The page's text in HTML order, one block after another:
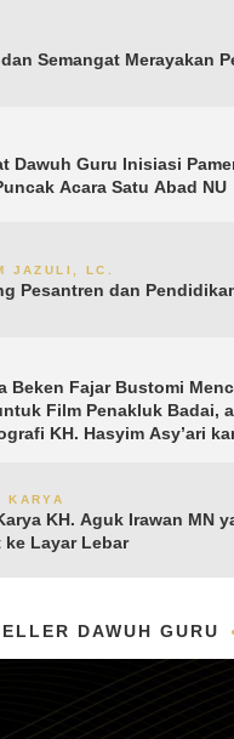
Semangat Merayakan
Dawuh Guru Inisiasi
Acara Satu Abad NU
JAZULI, LC.
Pesantren dan
Beken Fajar Bustomi
Film Penakluk Badai,
KH. Hasyim Asy’ari
KARYA
KH. Aguk Irawan MN
ke Layar Lebar
DAWUH GURU